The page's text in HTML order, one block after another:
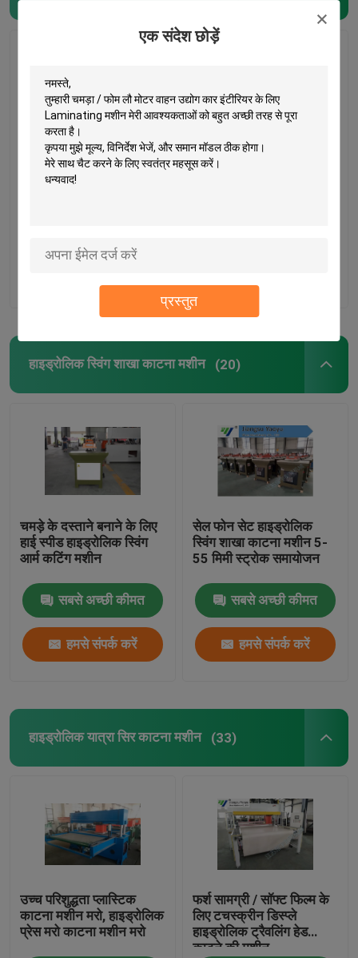
एक संदेश छोड़ें
प्रस्तुत
उत्पादों
हमारे बारे में
कारखाना भ्रमण
गुणवत्ता नियंत्रण
संपर्क करें
हाइड्रोलिक मरो काटना मशीन
हाइड्रोलिक स्विंग शाखा काटना मशीन
रोल स्लेटिंग मशीन
ईवा / फोम के लिए स्वचालित
सिंगल साइड फीडर
हाइड्रोलिक डाई कटिंग मशीन
वाइड / मल्टी लेयर सामग्री के
लिए दो सिलिन्डरों हाइड्रोलिक
हाइड्रोलिक स्विंग शाखा काटना मशीन (20)
चमड़े के दस्ताने बनाने के लिए
हाई स्पीड हाइड्रोलिक स्विंग
आर्म कटिंग मशीन
सबसे अच्छी कीमत
हमसे संपर्क करें
सेल फोन सेट हाइड्रोलिक
स्विंग शाखा काटना मशीन 5-
55 मिमी स्ट्रोक समायोजन
सबसे अच्छी कीमत
हमसे संपर्क करें
हाइड्रोलिक यात्रा सिर काटना मशीन (33)
उच्च परिशुद्धता प्लास्टिक
काटना मशीन मरो, हाइड्रोलिक
प्रेस मरो काटना मशीन मरो
फर्श सामग्री / सॉफ्ट फिल्म के
लिए टचस्क्रीन डिस्प्ले
हाइड्रोलिक ट्रैवलिंग हेड
काटने की मशीन